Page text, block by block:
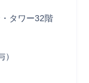
タワー32階